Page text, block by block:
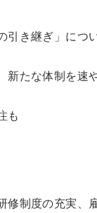
引き継ぎ」につ
新たな体制を速
も
修制度の充実、